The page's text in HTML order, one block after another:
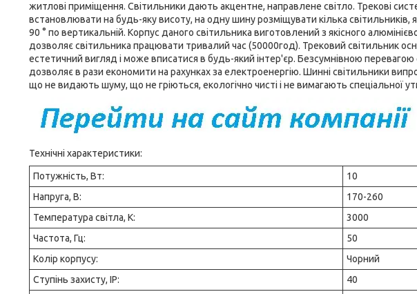
житлові приміщення. Світильники дають акцентне, направлене світло. Трекові
встановлювати на будь-яку висоту, на одну шину розміщувати кілька світильників,
90 ° по вертикальній. Корпус даного світильника виготовлений з якісного
дозволяє світильника працювати тривалий час (50000год). Трековий світильник
естетичний вигляд і може вписатися в будь-який інтер'єр. Безсумнівною перевагою
дозволяє в рази економити на рахунках за електроенергію. Шинні світильники
що не видають шуму, що не гріються, екологічно чисті і не вимагають спеціальної
Технічні характеристики:
Потужність, Вт:
10
Напруга, В:
170-260
Температура світла, К:
3000
Частота, Гц:
50
Колір корпусу:
Чорний
Ступінь захисту, IP:
40